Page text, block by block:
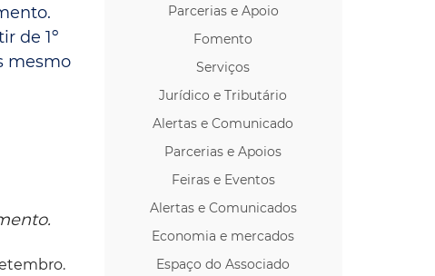
p/ Locação
de 1º
mesmo
Parcerias e Apoio
Fomento
Serviços
Jurídico e Tributário
Alertas e Comunicado
Parcerias e Apoios
Feiras e Eventos
Alertas e Comunicados
Economia e mercados
Espaço do Associado